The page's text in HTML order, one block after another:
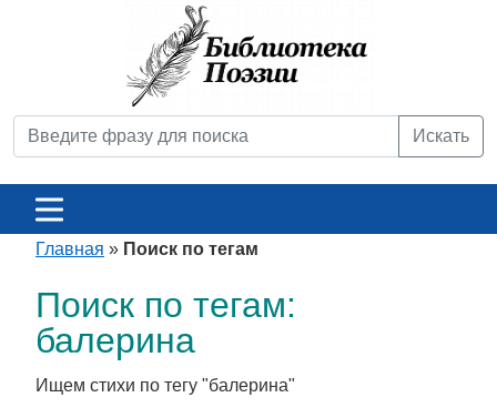
Искать
Главная » Поиск по тегам
Поиск по тегам:
балерина
Ищем стихи по тегу "балерина"